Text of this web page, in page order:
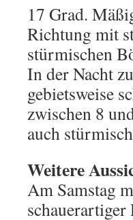
17 Grad.
Richtung mit
stürmischen
In der Nacht
gebietsweise
zwischen 8
auch
Weitere
Am Samstag